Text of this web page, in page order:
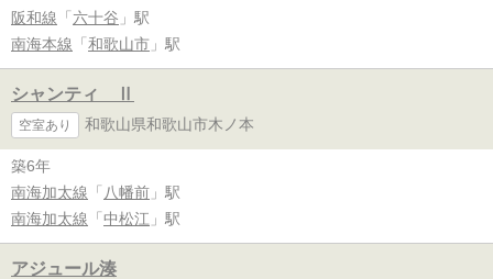
阪和線 「 六十谷 」駅
南海本線 「 和歌山市 」駅
シャンティ Ⅱ
空室あり 和歌山県和歌山市木ノ本
築6年
南海加太線 「 八幡前 」駅
南海加太線 「 中松江 」駅
アジュール湊